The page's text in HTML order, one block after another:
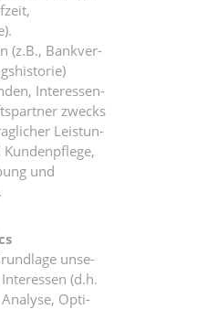
(z.B., Bank­ver­
Inter­es­sen­
zwecks
Leis­tun­
Kun­den­pfle­ge,
und
unse­
(d.h.
Ana­ly­se, Opti­